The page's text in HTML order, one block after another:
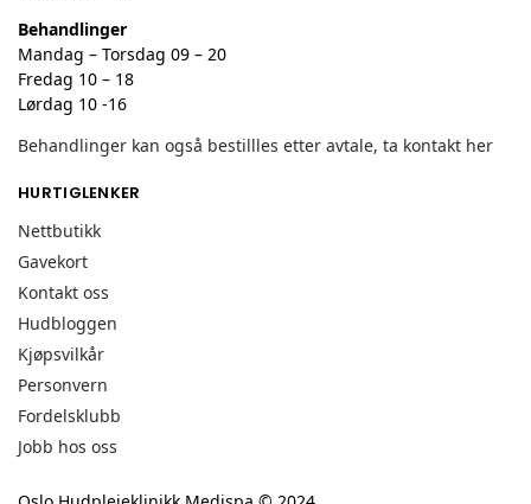
Behandlinger
Mandag – Torsdag 09 – 20
Fredag 10 – 18
Lørdag 10 -16
Behandlinger kan også bestillles etter avtale, ta kontakt her
HURTIGLENKER
Nettbutikk
Gavekort
Kontakt oss
Hudbloggen
Kjøpsvilkår
Personvern
Fordelsklubb
Jobb hos oss